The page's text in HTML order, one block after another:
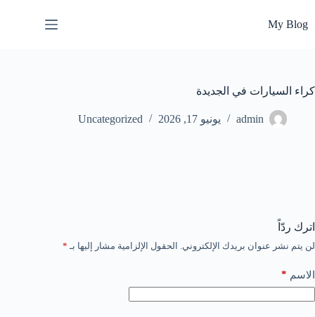
إلى
المحتوى
My Blog
كراء السيارات في الجديدة
admin يونيو 17, 2026 Uncategorized
اترك ردّاً
لن يتم نشر عنوان بريدك الإلكتروني. الحقول الإلزامية مشار إليها بـ *
الاسم *